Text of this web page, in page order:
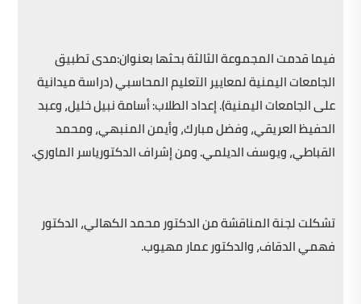
فيما قدمت المجموعة الثالثة بحثها بعنوان:مدى تطبيق
الجامعات اليمنية لمعايير التعليم المحاسبي (دراسة ميدانية
على الجامعات اليمنية). إعداد الطلاب: أسامة نبيل خليل، وعبد
الحفيظ العريقي، وفضل مبارك، وأيمن المنبهي، ومحمد
القباطي، ويوسف الديلمي. ومن إشراف الدكتورياسر الماوري.
تشكلت لجنة المناقشة من الدكتور محمد الكهالي، الدكتور
فهمي الدقاف، والدكتور عمار مهيوب.